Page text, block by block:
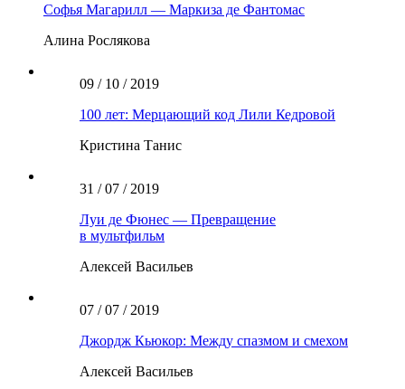
Софья Магарилл — Маркиза де Фантомас
Алина Рослякова
09 / 10 / 2019
100 лет: Мерцающий код Лили Кедровой
Кристина Танис
31 / 07 / 2019
Луи де Фюнес — Превращение
в мультфильм
Алексей Васильев
07 / 07 / 2019
Джордж Кьюкор: Между спазмом и смехом
Алексей Васильев